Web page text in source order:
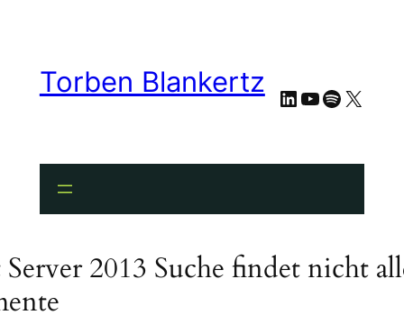
Torben Blankertz LinkedIn
YouTube
Spotify
X
2013 Suche findet nicht